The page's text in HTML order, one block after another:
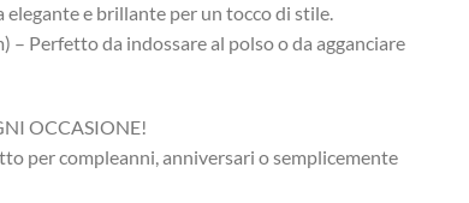
e brillante per un tocco di stile.
– Perfetto da indossare al polso o da agganciare
OCCASIONE!
per compleanni, anniversari o semplicemente